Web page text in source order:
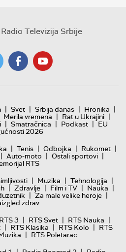
Radio Televizija Srbije
| Svet | Srbija danas | Hronika |
Merila vremena | Rat u Ukrajini |
| Smatračnica | Podkast | EU
2026
| Tenis | Odbojka | Rukomet |
| Auto-moto | Ostali sportovi |
RTS
| Muzika | Tehnologija |
| Zdravlje | Film i TV | Nauka |
| Za male velike heroje |
zdrav
RTS 3 | RTS Svet | RTS Nauka |
| RTS Klasika | RTS Kolo | RTS
| RTS Poletarac